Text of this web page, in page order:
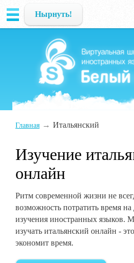
Нырнуть!
Главная → Итальянский
Изучение
онлайн
Ритм современной жизни не
возможность потратить время на
изучения иностранных языков.
изучать итальянский онлайн -
экономит время.